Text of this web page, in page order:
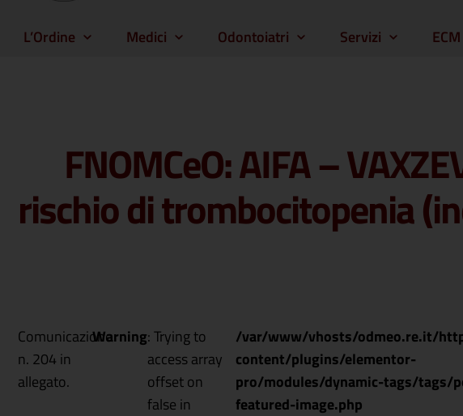
L’Ordine Medici Odontoiatri Servizi ECM
FNOMCeO: AIFA –
rischio di trombocitopenia
Comunicazione
n. 204 in
allegato.
Warning: Trying to
access array
offset on
false in
/var/www/vhosts/odmeo.re.it/
content/plugins/elementor-
pro/modules/dynamic-tags/tags/
featured-image.php